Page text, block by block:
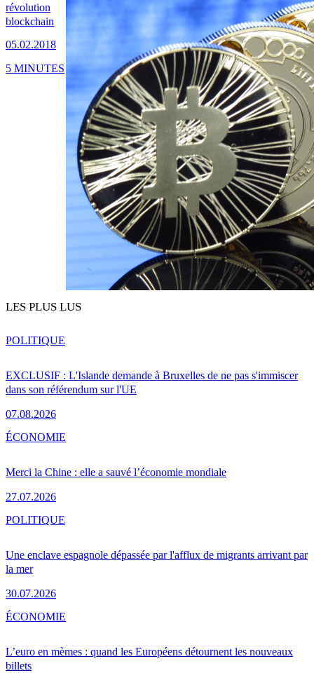
révolution
blockchain
05.02.2018
5 MINUTES
LES PLUS LUS
EXCLUSIF : L'Islande demande à Bruxelles de ne pas s'immiscer
dans son référendum sur l'UE
07.08.2026
POLITIQUE
Merci la Chine : elle a sauvé l’économie mondiale
27.07.2026
ÉCONOMIE
Une enclave espagnole dépassée par l'afflux de migrants arrivant par
la mer
30.07.2026
POLITIQUE
L’euro en mèmes : quand les Européens détournent les nouveaux
billets
ÉCONOMIE